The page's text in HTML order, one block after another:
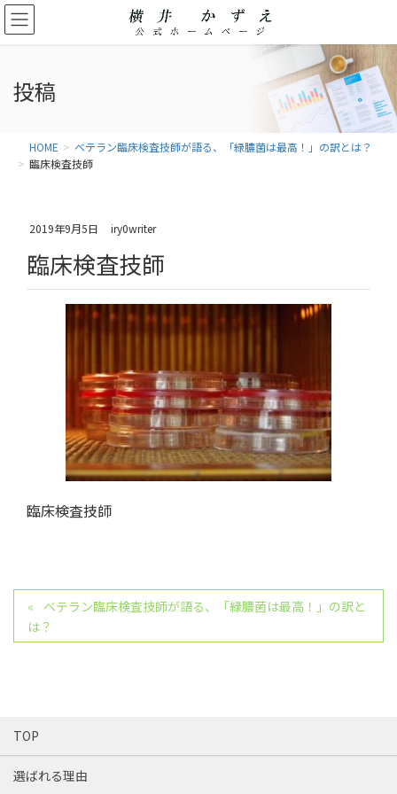
投稿
HOME
ベテラン臨床検査技師が語る、「緑膿菌は最高！」の訳とは？
臨床検査技師
2019年9月5日 iry0writer
臨床検査技師
臨床検査技師
ベテラン臨床検査技師が語る、「緑膿菌は最高！」の訳と
は？
TOP
選ばれる理由